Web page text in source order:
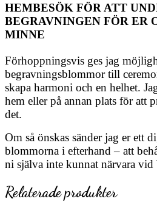
HEMBESÖK FÖR ATT
BEGRAVNINGEN FÖR ER
MINNE
Förhoppningsvis ges jag
begravningsblommor till
skapa harmoni och en helhet.
hem eller på annan plats för att
det.
Om så önskas sänder jag er ett
blommorna i efterhand – att
ni själva inte kunnat närvara vid
Relaterade produkter